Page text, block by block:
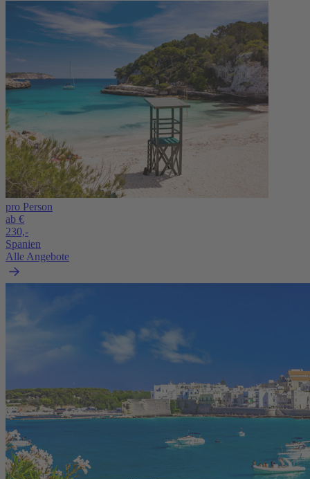
pro Person
ab €
230,-
Spanien
Alle Angebote